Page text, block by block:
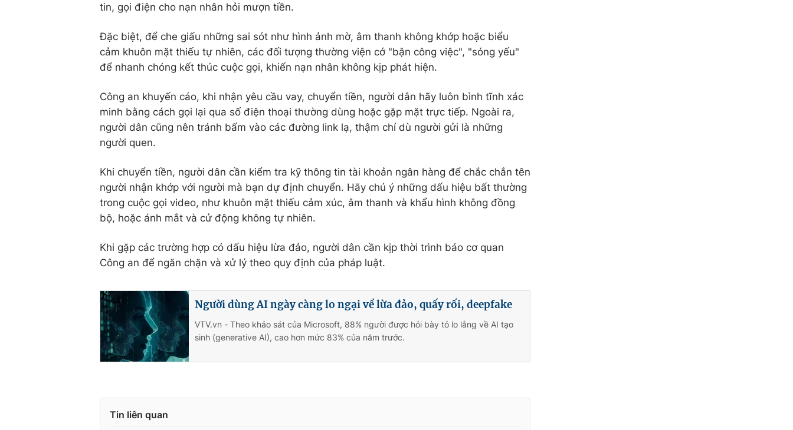
tin, gọi điện cho nạn nhân hỏi mượn tiền.
Đặc biệt, để che giấu những sai sót như hình ảnh mờ, âm thanh không khớp hoặc biểu
cảm khuôn mặt thiếu tự nhiên, các đối tượng thường viện cớ "bận công việc", "sóng yếu"
để nhanh chóng kết thúc cuộc gọi, khiến nạn nhân không kịp phát hiện.
Công an khuyến cáo, khi nhận yêu cầu vay, chuyển tiền, người dân hãy luôn bình tĩnh xác
minh bằng cách gọi lại qua số điện thoại thường dùng hoặc gặp mặt trực tiếp. Ngoài ra,
người dân cũng nên tránh bấm vào các đường link lạ, thậm chí dù người gửi là những
người quen.
Khi chuyển tiền, người dân cần kiểm tra kỹ thông tin tài khoản ngân hàng để chắc chắn tên
người nhận khớp với người mà bạn dự định chuyển. Hãy chú ý những dấu hiệu bất thường
trong cuộc gọi video, như khuôn mặt thiếu cảm xúc, âm thanh và khẩu hình không đồng
bộ, hoặc ánh mắt và cử động không tự nhiên.
Khi gặp các trường hợp có dấu hiệu lừa đảo, người dân cần kịp thời trình báo cơ quan
Công an để ngăn chặn và xử lý theo quy định của pháp luật.
Người dùng AI ngày càng lo ngại về lừa đảo, quấy rối, deepfake
VTV.vn - Theo khảo sát của Microsoft, 88% người được hỏi bày tỏ lo lắng về AI tạo
sinh (generative AI), cao hơn mức 83% của năm trước.
Tin liên quan